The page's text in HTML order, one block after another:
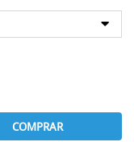
COMPRAR